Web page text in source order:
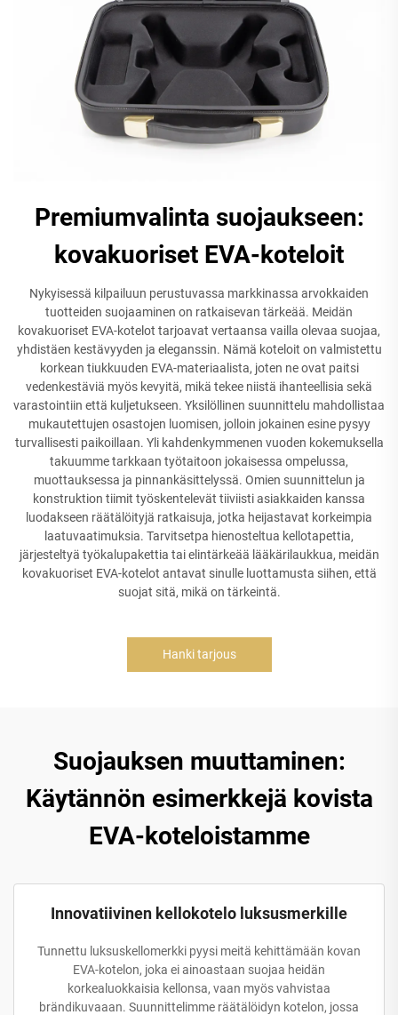
Premiumvalinta suojaukseen:
kovakuoriset EVA-koteloit
Nykyisessä kilpailuun perustuvassa markkinassa arvokkaiden
tuotteiden suojaaminen on ratkaisevan tärkeää. Meidän
kovakuoriset EVA-kotelot tarjoavat vertaansa vailla olevaa suojaa,
yhdistäen kestävyyden ja eleganssin. Nämä koteloit on valmistettu
korkean tiukkuuden EVA-materiaalista, joten ne ovat paitsi
vedenkestäviä myös kevyitä, mikä tekee niistä ihanteellisia sekä
varastointiin että kuljetukseen. Yksilöllinen suunnittelu mahdollistaa
mukautettujen osastojen luomisen, jolloin jokainen esine pysyy
turvallisesti paikoillaan. Yli kahdenkymmenen vuoden kokemuksella
takuumme tarkkaan työtaitoon jokaisessa ompelussa,
muottauksessa ja pinnankäsittelyssä. Omien suunnittelun ja
konstruktion tiimit työskentelevät tiiviisti asiakkaiden kanssa
luodakseen räätälöityjä ratkaisuja, jotka heijastavat korkeimpia
laatuvaatimuksia. Tarvitsetpa hienosteltua kellotapettia,
järjesteltyä työkalupakettia tai elintärkeää lääkärilaukkua, meidän
kovakuoriset EVA-kotelot antavat sinulle luottamusta siihen, että
suojat sitä, mikä on tärkeintä.
Hanki tarjous
Suojauksen muuttaminen:
Käytännön esimerkkejä kovista
EVA-koteloistamme
Innovatiivinen kellokotelo luksusmerkille
Tunnettu luksuskellomerkki pyysi meitä kehittämään kovan
EVA-kotelon, joka ei ainoastaan suojaa heidän
korkealuokkaisia kellonsa, vaan myös vahvistaa
brändikuvaaan. Suunnittelimme räätälöidyn kotelon, jossa